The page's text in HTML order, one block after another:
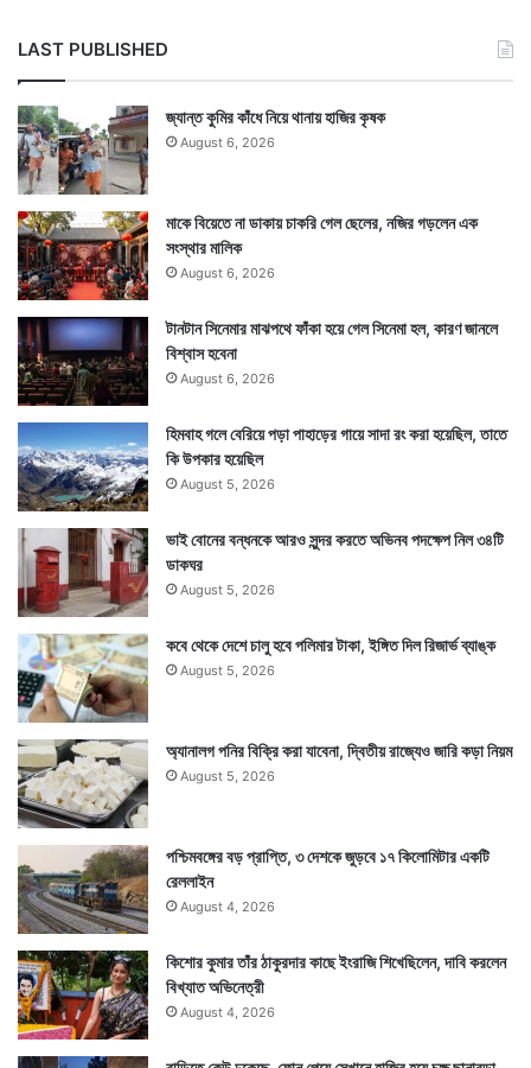
LAST PUBLISHED
জ্যান্ত কুমির কাঁধে নিয়ে থানায় হাজির কৃষক
August 6, 2026
মাকে বিয়েতে না ডাকায় চাকরি গেল ছেলের, নজির গড়লেন এক
সংস্থার মালিক
August 6, 2026
টানটান সিনেমার মাঝপথে ফাঁকা হয়ে গেল সিনেমা হল, কারণ জানলে
বিশ্বাস হবেনা
August 6, 2026
হিমবাহ গলে বেরিয়ে পড়া পাহাড়ের গায়ে সাদা রং করা হয়েছিল, তাতে
কি উপকার হয়েছিল
August 5, 2026
ভাই বোনের বন্ধনকে আরও সুন্দর করতে অভিনব পদক্ষেপ নিল ৩৪টি
ডাকঘর
August 5, 2026
কবে থেকে দেশে চালু হবে পলিমার টাকা, ইঙ্গিত দিল রিজার্ভ ব্যাঙ্ক
August 5, 2026
অ্যানালগ পনির বিক্রি করা যাবেনা, দ্বিতীয় রাজ্যেও জারি কড়া নিয়ম
August 5, 2026
পশ্চিমবঙ্গের বড় প্রাপ্তি, ৩ দেশকে জুড়বে ১৭ কিলোমিটার একটি
রেললাইন
August 4, 2026
কিশোর কুমার তাঁর ঠাকুরদার কাছে ইংরাজি শিখেছিলেন, দাবি করলেন
বিখ্যাত অভিনেত্রী
August 4, 2026